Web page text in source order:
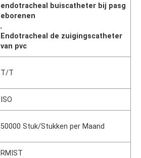
endotracheal buiscatheter bij pasg
eborenen
,
Endotracheal de zuigingscatheter
van pvc
T/T
ISO
50000 Stuk/Stukken per Maand
RMIST